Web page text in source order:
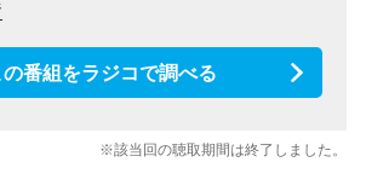
の番組をラジコで調べる
※該当回の聴取期間は終了しました。